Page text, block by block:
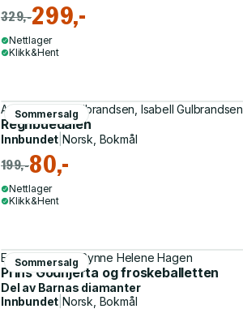
329,-299,-
Nettlager
Klikk&Hent
Sommersalg
Ann-Charlott Gulbrandsen, Isabell Gulbrandsen
Regnbuedalen
Innbundet |Norsk, Bokmål
199,-80,-
Nettlager
Klikk&Hent
Sommersalg
Erik Johansen, Synne Helene Hagen
Prins Godhjerta og froskeballetten
Del av Barnas diamanter
Innbundet |Norsk, Bokmål